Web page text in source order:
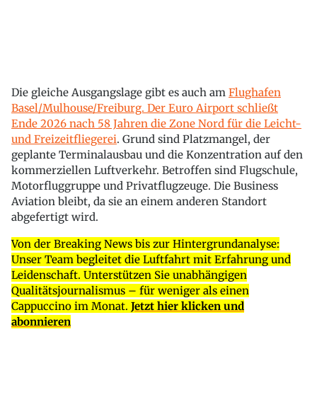
Die gleiche Ausgangslage gibt es auch am Flughafen
Basel/Mulhouse/Freiburg. Der Euro Airport schließt
Ende 2026 nach 58 Jahren die Zone Nord für die Leicht-
und Freizeitfliegerei. Grund sind Platzmangel, der
geplante Terminalausbau und die Konzentration auf den
kommerziellen Luftverkehr. Betroffen sind Flugschule,
Motorfluggruppe und Privatflugzeuge. Die Business
Aviation bleibt, da sie an einem anderen Standort
abgefertigt wird.
Von der Breaking News bis zur Hintergrundanalyse:
Unser Team begleitet die Luftfahrt mit Erfahrung und
Leidenschaft. Unterstützen Sie unabhängigen
Qualitätsjournalismus – für weniger als einen
Cappuccino im Monat. Jetzt hier klicken und
abonnieren